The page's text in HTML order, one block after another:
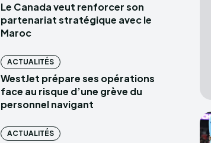
Le Canada veut renforcer son
partenariat stratégique avec le
Maroc
ACTUALITÉS
WestJet prépare ses opérations
face au risque d’une grève du
personnel navigant
ACTUALITÉS